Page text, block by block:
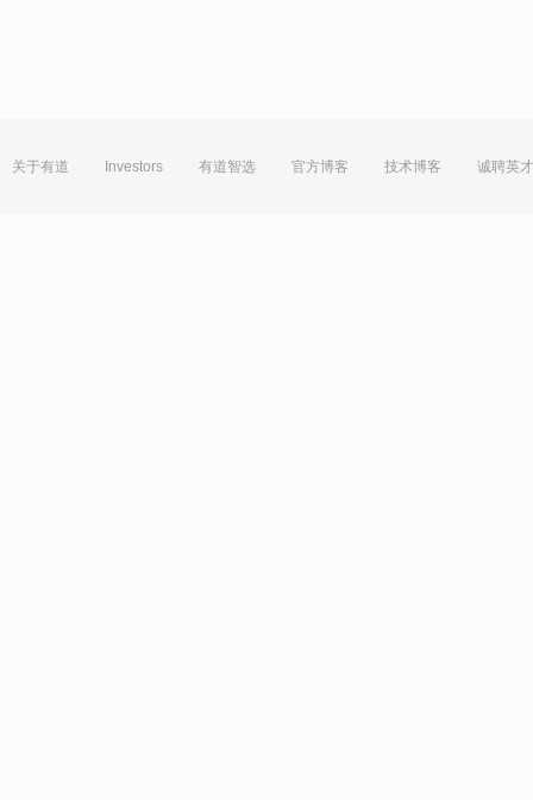
关于有道 Investors 有道智选 官方博客 技术博客 诚聘英才